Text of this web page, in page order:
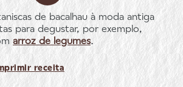
de bacalhau à moda antiga
para degustar, por exemplo,
arroz de legumes.
receita